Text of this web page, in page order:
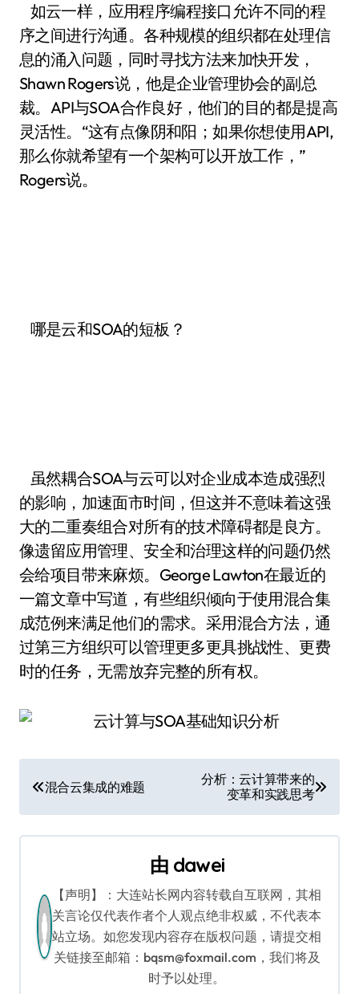
如云一样，应用程序编程接口允许不同的程
序之间进行沟通。各种规模的组织都在处理信
息的涌入问题，同时寻找方法来加快开发，
Shawn Rogers说，他是企业管理协会的副总
裁。API与SOA合作良好，他们的目的都是提高
灵活性。“这有点像阴和阳；如果你想使用API,
那么你就希望有一个架构可以开放工作，”
Rogers说。
哪是云和SOA的短板？
虽然耦合SOA与云可以对企业成本造成强烈
的影响，加速面市时间，但这并不意味着这强
大的二重奏组合对所有的技术障碍都是良方。
像遗留应用管理、安全和治理这样的问题仍然
会给项目带来麻烦。George Lawton在最近的
一篇文章中写道，有些组织倾向于使用混合集
成范例来满足他们的需求。采用混合方法，通
过第三方组织可以管理更多更具挑战性、更费
时的任务，无需放弃完整的所有权。
文
章
导
混合云集成的难题
分析：云计算带来的
变革和实践思考
由 dawei
【声明】：大连站长网内容转载自互联网，其相
关言论仅代表作者个人观点绝非权威，不代表本
站立场。如您发现内容存在版权问题，请提交相
关链接至邮箱：bqsm@foxmail.com，我们将及
时予以处理。